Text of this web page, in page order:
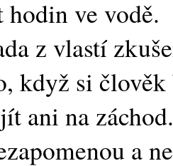
ve vodě.
z vlastí
když si
ani na záchod.
a